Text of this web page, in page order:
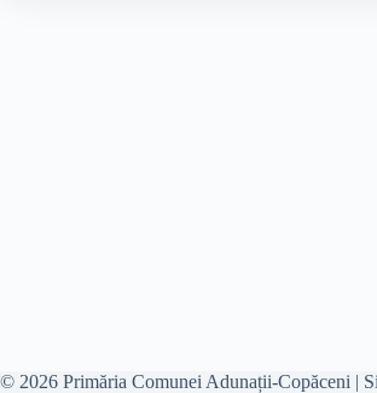
© 2026 Primăria Comunei Adunații-Copăceni |